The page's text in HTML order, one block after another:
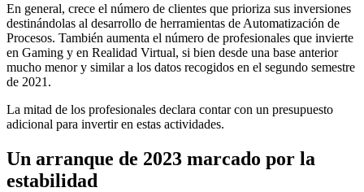
En general, crece el número de clientes que prioriza sus inversiones
destinándolas al desarrollo de herramientas de Automatización de
Procesos. También aumenta el número de profesionales que invierte
en Gaming y en Realidad Virtual, si bien desde una base anterior
mucho menor y similar a los datos recogidos en el segundo semestre
de 2021.
La mitad de los profesionales declara contar con un presupuesto
adicional para invertir en estas actividades.
Un arranque de 2023 marcado por la
estabilidad